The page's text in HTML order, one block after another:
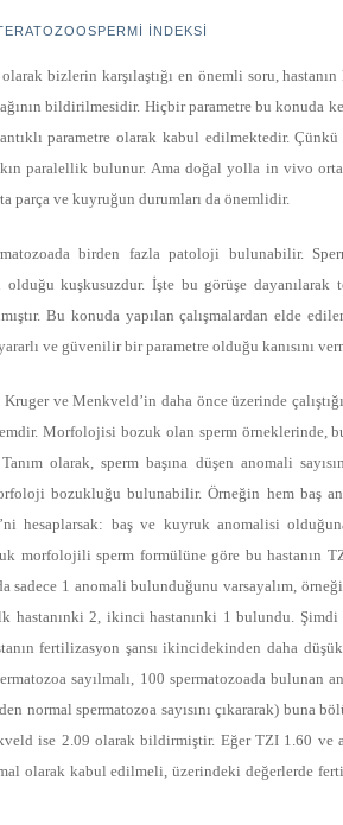
İNDEKSİ
bizlerin karşılaştığı en önemli soru,
bildirilmesidir. Hiçbir parametre bu konuda
parametre olarak kabul edilmektedir.
paralellik bulunur. Ama doğal yolla in vivo
parça ve kuyruğun durumları da önemlidir.
birden fazla patoloji bulunabilir.
kuşkusuzdur. İşte bu görüşe dayanılarak
Bu konuda yapılan çalışmalardan elde
ve güvenilir bir parametre olduğu kanısını
ve Menkveld’in daha önce üzerinde
Morfolojisi bozuk olan sperm örneklerinde,
olarak, sperm başına düşen anomali
bozukluğu bulunabilir. Örneğin hem baş
hesaplarsak: baş ve kuyruk anomalisi
morfolojili sperm formülüne göre bu hastanın
sadece 1 anomali bulunduğunu varsayalım,
hastanınki 2, ikinci hastanınki 1 bulundu. Şimdi
fertilizasyon şansı ikincidekinden daha
sayılmalı, 100 spermatozoada bulunan
normal spermatozoa sayısını çıkararak) buna
ise 2.09 olarak bildirmiştir. Eğer TZI 1.60 ve
olarak kabul edilmeli, üzerindeki değerlerde